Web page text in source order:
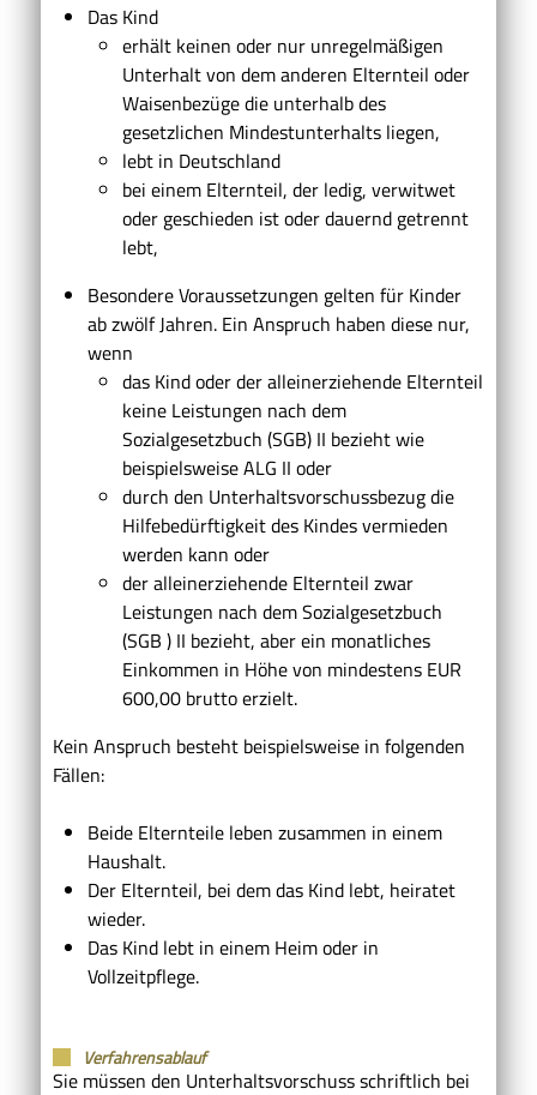
Das Kind
erhält keinen oder nur unregelmäßigen
Unterhalt von dem anderen Elternteil oder
Waisenbezüge die unterhalb des
gesetzlichen Mindestunterhalts liegen,
lebt in Deutschland
bei einem Elternteil, der ledig, verwitwet
oder geschieden ist oder dauernd getrennt
lebt,
Besondere Voraussetzungen gelten für Kinder
ab zwölf Jahren. Ein Anspruch haben diese nur,
wenn
das Kind oder der alleinerziehende Elternteil
keine Leistungen nach dem
Sozialgesetzbuch (SGB) II bezieht wie
beispielsweise ALG II oder
durch den Unterhaltsvorschussbezug die
Hilfebedürftigkeit des Kindes vermieden
werden kann oder
der alleinerziehende Elternteil zwar
Leistungen nach dem Sozialgesetzbuch
(SGB ) II bezieht, aber ein monatliches
Einkommen in Höhe von mindestens EUR
600,00 brutto erzielt.
Kein Anspruch besteht beispielsweise in folgenden
Fällen:
Beide Elternteile leben zusammen in einem
Haushalt.
Der Elternteil, bei dem das Kind lebt, heiratet
wieder.
Das Kind lebt in einem Heim oder in
Vollzeitpflege.
Verfahrensablauf
Sie müssen den Unterhaltsvorschuss schriftlich bei